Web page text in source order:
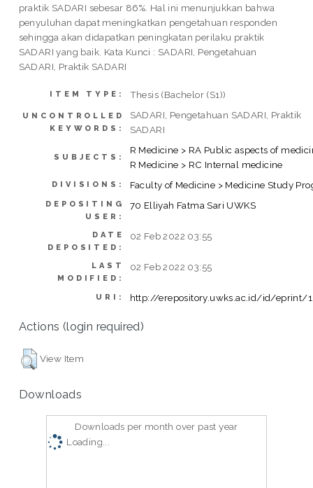
praktik SADARI sebesar 86%. Hal ini menunjukkan bahwa
penyuluhan dapat meningkatkan pengetahuan responden
sehingga akan didapatkan peningkatan perilaku praktik
SADARI yang baik. Kata Kunci : SADARI, Pengetahuan
SADARI, Praktik SADARI
ITEM TYPE: Thesis (Bachelor (S1))
UNCONTROLLED
KEYWORDS:
SADARI, Pengetahuan SADARI, Praktik
SADARI
SUBJECTS:
R Medicine > RA Public aspects of
R Medicine > RC Internal medicine
DIVISIONS: Faculty of Medicine > Medicine Study
DEPOSITING
USER:
70 Elliyah Fatma Sari UWKS
DATE
DEPOSITED:
02 Feb 2022 03:55
LAST
MODIFIED:
02 Feb 2022 03:55
URI: http://erepository.uwks.ac.id/id/eprint/
Actions (login required)
View Item
Downloads
Downloads per month over past year
Loading...